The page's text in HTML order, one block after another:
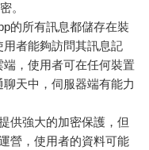
。
的所有訊息都儲存在裝
者能夠訪問其訊息記
，使用者可在任何裝置
聊天中，伺服器端有能力
供強大的加密保護，但
營，使用者的資料可能